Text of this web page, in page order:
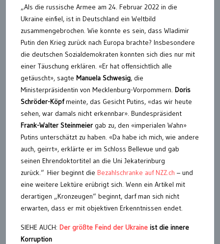
„Als die russische Armee am 24. Februar 2022 in die
Ukraine einfiel, ist in Deutschland ein Weltbild
zusammengebrochen. Wie konnte es sein, dass Wladimir
Putin den Krieg zurück nach Europa brachte? Insbesondere
die deutschen Sozialdemokraten konnten sich dies nur mit
einer Täuschung erklären. «Er hat offensichtlich alle
getäuscht», sagte Manuela Schwesig, die
Ministerpräsidentin von Mecklenburg-Vorpommern. Doris
Schröder-Köpfmeinte, das Gesicht Putins, «das wir heute
sehen, war damals nicht erkennbar». Bundespräsident
Frank-Walter Steinmeier gab zu, den «imperialen Wahn»
Putins unterschätzt zu haben. «Da habe ich mich, wie andere
auch, geirrt», erklärte er im Schloss Bellevue und gab
seinen Ehrendoktortitel an die Uni Jekaterinburg
zurück.“ Hier beginnt die Bezahlschranke auf NZZ.ch – und
eine weitere Lektüre erübrigt sich. Wenn ein Artikel mit
derartigen „Kronzeugen“ beginnt, darf man sich nicht
erwarten, dass er mit objektiven Erkenntnissen endet.
SIEHE AUCH: Der größte Feind der Ukraine ist die innere
Korruption